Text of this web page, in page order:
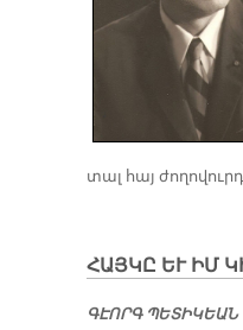
տալ հայ
ՀԱՅ­ԿԸ ԵՒ ԻՄ
ԳԷՈՐԳ ՊԵՏԻԿԵԱՆ